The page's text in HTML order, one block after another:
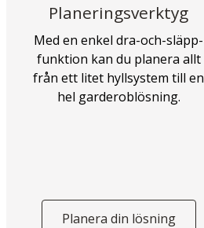
Planeringsverktyg
Med en enkel dra-och-släpp-
funktion kan du planera allt
från ett litet hyllsystem till en
hel garderoblösning.
Planera din lösning